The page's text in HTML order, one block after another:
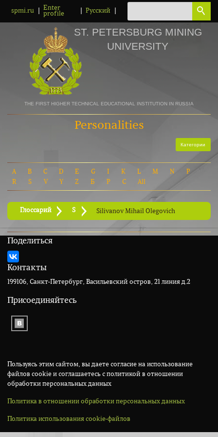
spmi.ru
Enter
profile
Русский
ST. PETERSBURG MINING
UNIVERSITY
THE FIRST HIGHER TECHNICAL EDUCATIONAL INSTITUTION IN RUSSIA
Personalities
Категории
A B C D E G I K L M N
P
R
S V Y Z Б Р С All
Глоссарий S Silivanov Mihail Olegovich
Поделиться
Контакты
199106, Санкт-Петербург, Васильевский остров, 21 линия д.2
Присоединяйтесь
Пользуясь этим сайтом, вы даете согласие на использование
файлов cookie и соглашаетесь с политикой в отношении
обработки персональных данных
Политика в отношении обработки персональных данных
Политика использования cookie-файлов